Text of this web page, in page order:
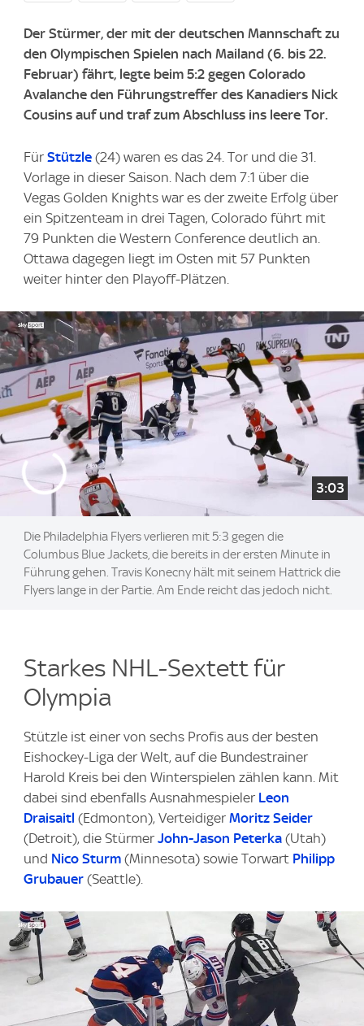
Der Stürmer, der mit der deutschen Mannschaft zu
den Olympischen Spielen nach Mailand (6. bis 22.
Februar) fährt, legte beim 5:2 gegen Colorado
Avalanche den Führungstreffer des Kanadiers Nick
Cousins auf und traf zum Abschluss ins leere Tor.
Für Stützle (24) waren es das 24. Tor und die 31.
Vorlage in dieser Saison. Nach dem 7:1 über die
Vegas Golden Knights war es der zweite Erfolg über
ein Spitzenteam in drei Tagen, Colorado führt mit
79 Punkten die Western Conference deutlich an.
Ottawa dagegen liegt im Osten mit 57 Punkten
weiter hinter den Playoff-Plätzen.
3:03
Die Philadelphia Flyers verlieren mit 5:3 gegen die
Columbus Blue Jackets, die bereits in der ersten Minute in
Führung gehen. Travis Konecny hält mit seinem Hattrick die
Flyers lange in der Partie. Am Ende reicht das jedoch nicht.
Starkes NHL-Sextett für
Olympia
Stützle ist einer von sechs Profis aus der besten
Eishockey-Liga der Welt, auf die Bundestrainer
Harold Kreis bei den Winterspielen zählen kann. Mit
dabei sind ebenfalls Ausnahmespieler Leon
Draisaitl (Edmonton), Verteidiger Moritz Seider
(Detroit), die Stürmer John-Jason Peterka (Utah)
und Nico Sturm (Minnesota) sowie Torwart Philipp
Grubauer (Seattle).